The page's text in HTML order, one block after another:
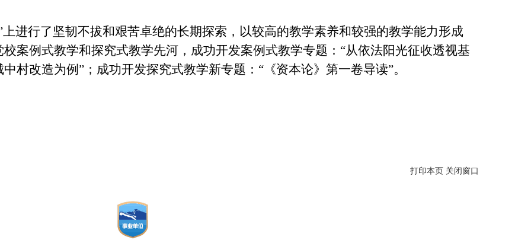
进行了坚韧不拔和艰苦卓绝的长期探索，以较高的教学素养和较强的教学能力形成
案例式教学和探究式教学先河，成功开发案例式教学专题：“从依法阳光征收透视基
改造为例”；成功开发探究式教学新专题：“《资本论》第一卷导读”。
打印本页 关闭窗口